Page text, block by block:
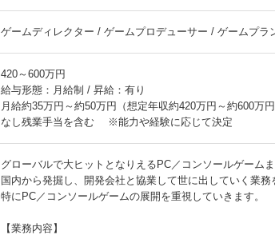
ゲームディレクター / ゲームプロデューサー / ゲームプラ
420～600万円
給与形態：月給制 / 昇給：有り
月給約35万円～約50万円（想定年収約420万円～約600万
なし残業手当を含む ※能力や経験に応じて決定
グローバルで大ヒットとなりえるPC／コンソールゲーム
国内から発掘し、開発会社と協業して世に出していく業務
特にPC／コンソールゲームの展開を重視していきます。
【業務内容】